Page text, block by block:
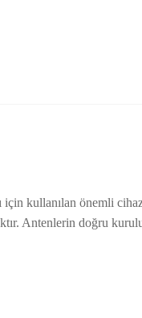
kullanılan önemli
Antenlerin doğru